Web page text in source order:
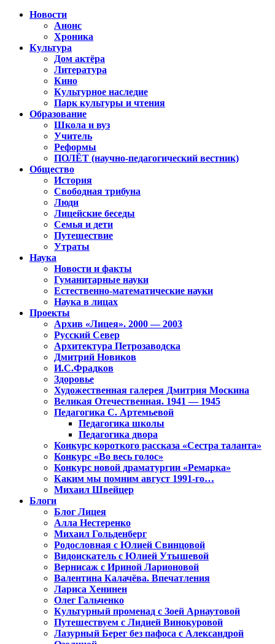
Новости
Анонс
Хроника
Культура
Дом актёра
Литература
Кино
Культурное наследие
Парк культуры и чтения
Образование
Школа и вуз
Учитель
Реформы
ПОЛЁТ (научно-педагогический вестник)
Общество
История
Свободная трибуна
Люди
Лицейские беседы
Семья и дети
Путешествие
Утраты
Наука
Новости и факты
Гуманитарные науки
Естественно-математические науки
Наука в лицах
Проекты
Архив «Лицея». 2000 — 2003
Русский Север
Архитектура Петрозаводска
Дмитрий Новиков
И.С.Фрадков
Здоровье
Художественная галерея Дмитрия Москина
Великая Отечественная. 1941 — 1945
Педагогика С. Артемьевой
Педагогика школы
Педагогика двора
Конкурс короткого рассказа «Сестра таланта»
Конкурс «Во весь голос»
Конкурс новой драматургии «Ремарка»
Каким мы помним август 1991-го…
Михаил Швейцер
Блоги
Блог Лицея
Алла Нестеренко
Михаил Гольденберг
Родословная с Юлией Свинцовой
Видоискатель с Юлией Утышевой
Вернисаж с Ириной Ларионовой
Валентина Калачёва. Впечатления
Лариса Хенинен
Олег Гальченко
Культурный променад с Зоей Арнаутовой
Путешествуем с Лидией Винокуровой
Лазурный Берег без пафоса с Александрой